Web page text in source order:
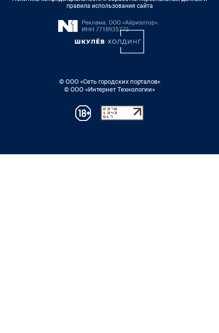
правила использования сайта
© ООО «Сеть городских порталов»
© ООО «Интернет Технологии»